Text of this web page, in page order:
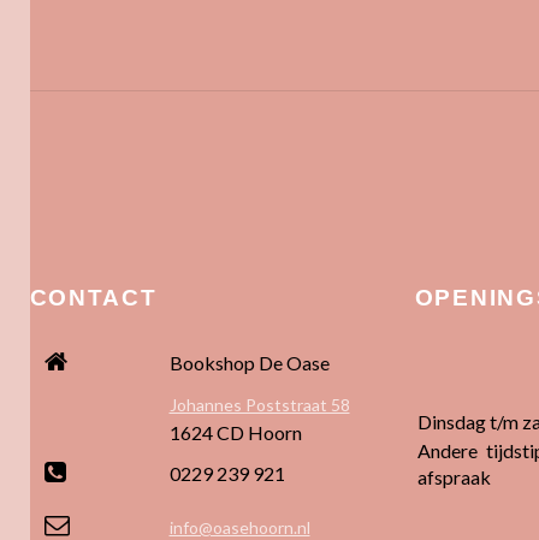
CONTACT
Bookshop De Oase
Johannes Poststraat 58
1624 CD Hoorn
0229 239 921
info@oasehoorn.nl
Dinsdag t/m
Andere
afspraak